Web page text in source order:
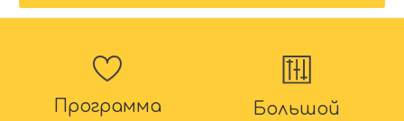
Программа
Большой